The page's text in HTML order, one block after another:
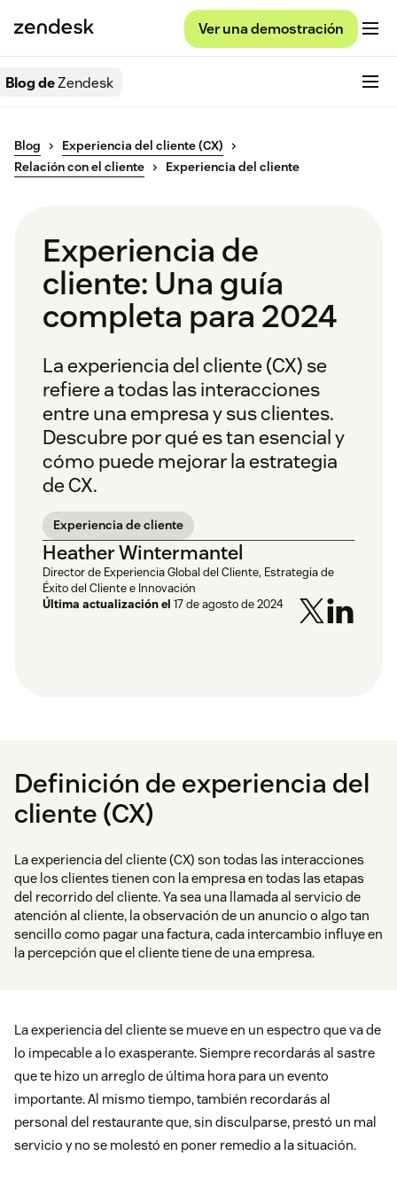
Ver una demostración
Blog deZendesk
Blog
Experiencia del cliente (CX)
Relación con el cliente
Experiencia del cliente
Experiencia de
cliente: Una guía
completa para 2024
La experiencia del cliente (CX) se
refiere a todas las interacciones
entre una empresa y sus clientes.
Descubre por qué es tan esencial y
cómo puede mejorar la estrategia
de CX.
Experiencia de cliente
Heather Wintermantel
Director de Experiencia Global del Cliente, Estrategia de
Éxito del Cliente e Innovación
Última actualización el 17 de agosto de 2024
Definición de experiencia del
cliente (CX)
La experiencia del cliente (CX) son todas las interacciones
que los clientes tienen con la empresa en todas las etapas
del recorrido del cliente. Ya sea una llamada al servicio de
atención al cliente, la observación de un anuncio o algo tan
sencillo como pagar una factura, cada intercambio influye en
la percepción que el cliente tiene de una empresa.
La experiencia del cliente se mueve en un espectro que va de
lo impecable a lo exasperante. Siempre recordarás al sastre
que te hizo un arreglo de última hora para un evento
importante. Al mismo tiempo, también recordarás al
personal del restaurante que, sin disculparse, prestó un mal
servicio y no se molestó en poner remedio a la situación.